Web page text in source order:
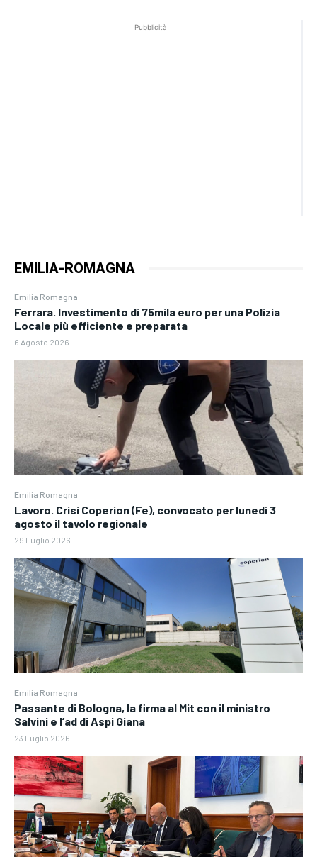
Pubblicità
EMILIA-ROMAGNA
Emilia Romagna
Ferrara. Investimento di 75mila euro per una Polizia
Locale più efficiente e preparata
6 Agosto 2026
Emilia Romagna
Lavoro. Crisi Coperion (Fe), convocato per lunedì 3
agosto il tavolo regionale
29 Luglio 2026
Emilia Romagna
Passante di Bologna, la firma al Mit con il ministro
Salvini e l’ad di Aspi Giana
23 Luglio 2026